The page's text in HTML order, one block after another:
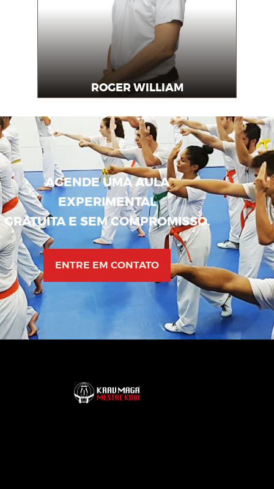
ROGER WILLIAM
Instrutor
AGENDE UMA AULA
EXPERIMENTAL
GRATUITA E SEM COMPROMISSO.
ENTRE EM CONTATO